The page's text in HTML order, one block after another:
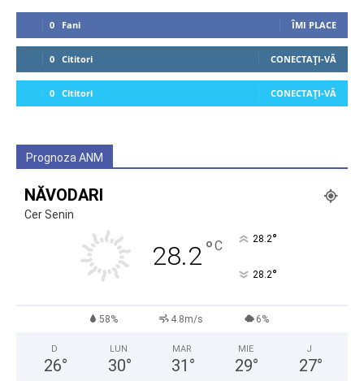
0 Fani ÎMI PLACE
0 Cititori CONECTAȚI-VĂ
0 Cititori CONECTAȚI-VĂ
Prognoza ANM
NĂVODARI
Cer Senin
28.2°C 28.2°
28.2°
58% 4.8m/s 6%
D
26°
LUN
30°
MAR
31 °
MIE
29°
J
27°